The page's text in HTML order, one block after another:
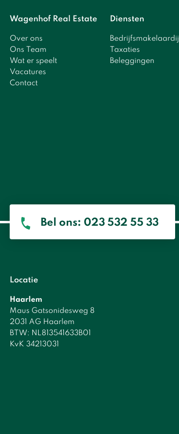
Wagenhof Real Estate
Over ons
Ons Team
Wat er speelt
Vacatures
Contact
Diensten
Bedrijfsmakelaardij
Taxaties
Beleggingen
Bel ons: 023 532 55 33
Locatie
Haarlem
Maus Gatsonidesweg 8
2031 AG Haarlem
BTW: NL813541633B01
KvK 34213031